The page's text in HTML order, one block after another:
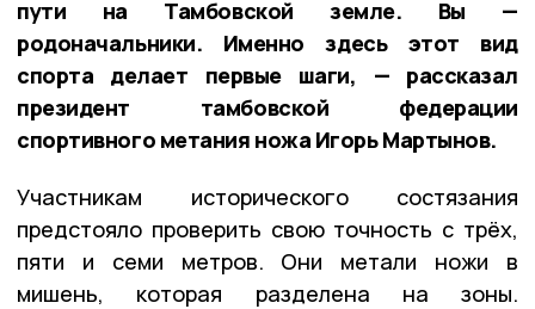
пути на Тамбовской земле. Вы —
родоначальники. Именно здесь этот вид
спорта делает первые шаги, — рассказал
президент тамбовской федерации
спортивного метания ножа Игорь Мартынов.
Участникам исторического состязания
предстояло проверить свою точность с трёх,
пяти и семи метров. Они метали ножи в
мишень, которая разделена на зоны.